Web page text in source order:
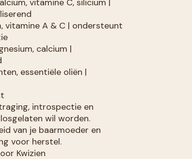
vitamine C, silicium |
vitamine A & C | ondersteunt
calcium |
essentiële oliën |
introspectie en
wil worden.
van je baarmoeder en
voor herstel.
Kwizien